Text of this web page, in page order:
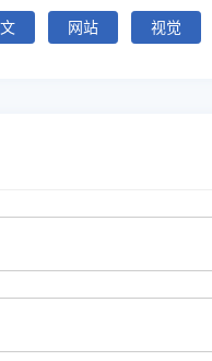
网站 视觉